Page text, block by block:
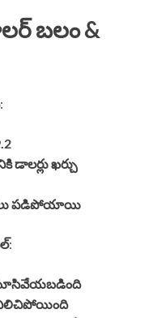
బలం &
:
డాలర్లు ఖర్చు
పడిపోయాయి
:
నిలిచిపోయింది